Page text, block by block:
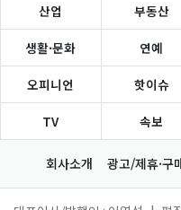
산업 부동산
생활·문화 연예
오피니언 핫이슈
TV 속보
회사소개 광고/제휴·구